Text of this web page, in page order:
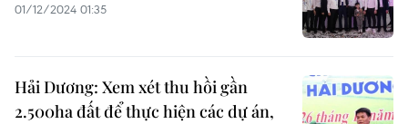
01/12/2024 01:35
Hải Dương: Xem xét thu hồi gần
2.500ha đất để thực hiện các dự án,